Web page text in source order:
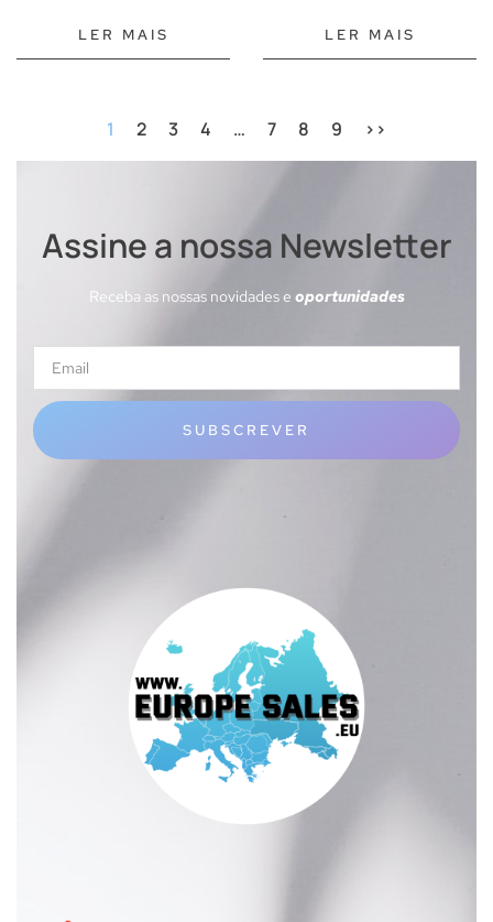
LER MAIS LER MAIS
1 2 3 4 … 7 8 9 >>
Assine a nossa Newsletter
Receba as nossas novidades e oportunidades
SUBSCREVER